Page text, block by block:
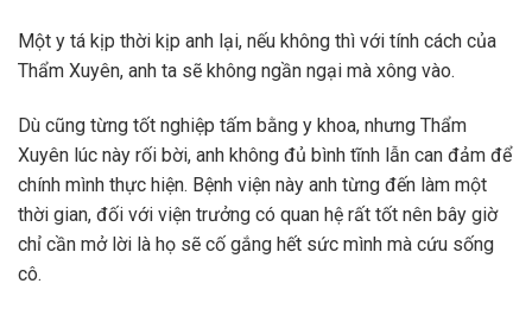
Một y tá kịp thời kịp anh lại, nếu không thì với tính cách của
Thẩm Xuyên, anh ta sẽ không ngần ngại mà xông vào.
Dù cũng từng tốt nghiệp tấm bằng y khoa, nhưng Thẩm
Xuyên lúc này rối bời, anh không đủ bình tĩnh lẫn can đảm để
chính mình thực hiện. Bệnh viện này anh từng đến làm một
thời gian, đối với viện trưởng có quan hệ rất tốt nên bây giờ
chỉ cần mở lời là họ sẽ cố gắng hết sức mình mà cứu sống
cô.